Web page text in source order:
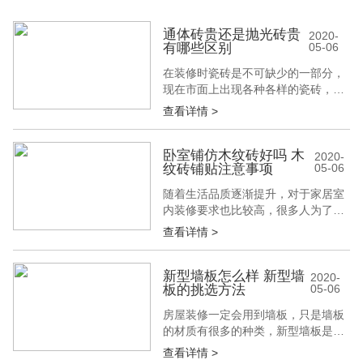
展位申请
通体砖贵还是抛光砖贵
有哪些区别
2020-
05-06
在装修时瓷砖是不可缺少的一部分，
现在市面上出现各种各样的瓷砖，比
如有仿古砖，玻化砖，通体砖和抛光
贵?有哪些区别 ?接下来我们跟着建博
会小编一起来了解吧! 一、通体砖贵
还是抛光砖贵 1、说道这两款砖那个
贵的话，主要是看两种砖的质量，不
同...
查看详情 >
卧室铺仿木纹砖好吗 木
纹砖铺贴注意事项
2020-
05-06
随着生活品质逐渐提升，对于家居室
内装修要求也比较高，很多人为了追
求时尚，个性化的家居设计，室内铺
铺仿木纹砖好吗?木纹砖铺贴注意事
项?接下来我们跟着建博会小编一起
来了解吧! 一、卧室铺仿木纹砖好吗
1、在装修卧室时，许多人都想在卧
室里铺...
查看详情 >
新型墙板怎么样 新型墙
板的挑选方法
2020-
05-06
房屋装修一定会用到墙板，只是墙板
的材质有很多的种类，新型墙板是人
们都比较喜欢的，所以大家最好是先
查看详情 >